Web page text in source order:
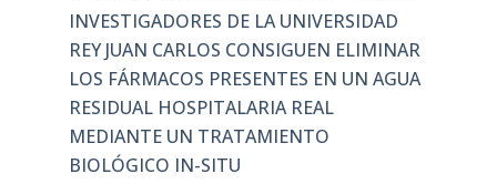
INVESTIGADORES DE LA UNIVERSIDAD
REY JUAN CARLOS CONSIGUEN ELIMINAR
LOS FÁRMACOS PRESENTES EN UN AGUA
RESIDUAL HOSPITALARIA REAL
MEDIANTE UN TRATAMIENTO
BIOLÓGICO IN-SITU